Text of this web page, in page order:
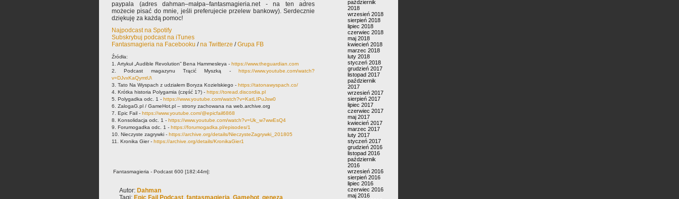
paypala (adres dahman–małpa–fantasmagieria.net - na ten adres
możecie pisać do mnie, jeśli preferujecie przelew bankowy). Serdecznie
dziękuję za każdą pomoc!
Najpodcast na Spotify
Subskrybuj podcast na iTunes
Fantasmagieria na Facebooku /na Twitterze /Grupa FB
Źródła:
1. Artykuł „Audible Revolution” Bena Hammesleya - https://www.theguardian.com
2. Podcast magazynu Trącić Myszką - https://www.youtube.com/watch?
v=DJvxKaQymtU\
3. Tato Na Wyspach z udziałem Boryza Kozielskiego - https://tatonawyspach.co/
4. Krótka historia Polygamia (część 1?) - https://toread.discordia.pl
5. Polygadka odc. 1 - https://www.youtube.com/watch?v=KatLIPuJsw0
6. ZalogaG.pl / GameHot.pl – strony zachowana na web.archive.org
7. Epic Fail - https://www.youtube.com/@epicfail6868
8. Konsolidacja odc. 1 - https://www.youtube.com/watch?v=Uk_w7wwEsQ4
9. Forumogadka odc. 1 - https://forumogadka.pl/episodes/1
10. Nieczyste zagrywki - https://archive.org/details/NieczysteZagrywki_201805
11. Kronika Gier - https://archive.org/details/KronikaGier1
Fantasmagieria - Podcast 600 [182:44m]:
Autor: Dahman
Tagi: Epic Fail Podcast, fantasmagieria, Gamehot, geneza
październik
2018
wrzesień 2018
sierpień 2018
lipiec 2018
czerwiec 2018
maj 2018
kwiecień 2018
marzec 2018
luty 2018
styczeń 2018
grudzień 2017
listopad 2017
październik
2017
wrzesień 2017
sierpień 2017
lipiec 2017
czerwiec 2017
maj 2017
kwiecień 2017
marzec 2017
luty 2017
styczeń 2017
grudzień 2016
listopad 2016
październik
2016
wrzesień 2016
sierpień 2016
lipiec 2016
czerwiec 2016
maj 2016